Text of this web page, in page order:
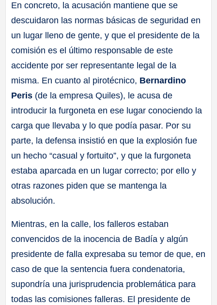
En concreto, la acusación mantiene que se
descuidaron las normas básicas de seguridad en
un lugar lleno de gente, y que el presidente de la
comisión es el último responsable de este
accidente por ser representante legal de la
misma. En cuanto al pirotécnico, Bernardino
Peris (de la empresa Quiles), le acusa de
introducir la furgoneta en ese lugar conociendo la
carga que llevaba y lo que podía pasar. Por su
parte, la defensa insistió en que la explosión fue
un hecho “casual y fortuito”, y que la furgoneta
estaba aparcada en un lugar correcto; por ello y
otras razones piden que se mantenga la
absolución.
Mientras, en la calle, los falleros estaban
convencidos de la inocencia de Badía y algún
presidente de falla expresaba su temor de que, en
caso de que la sentencia fuera condenatoria,
supondría una jurisprudencia problemática para
todas las comisiones falleras. El presidente de